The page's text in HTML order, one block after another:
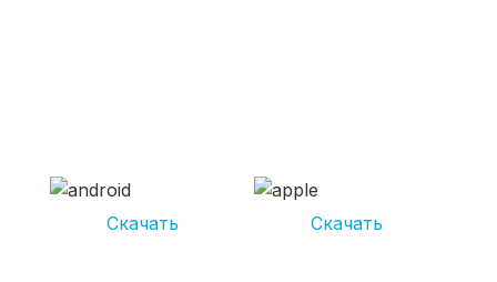
Скачать Скачать